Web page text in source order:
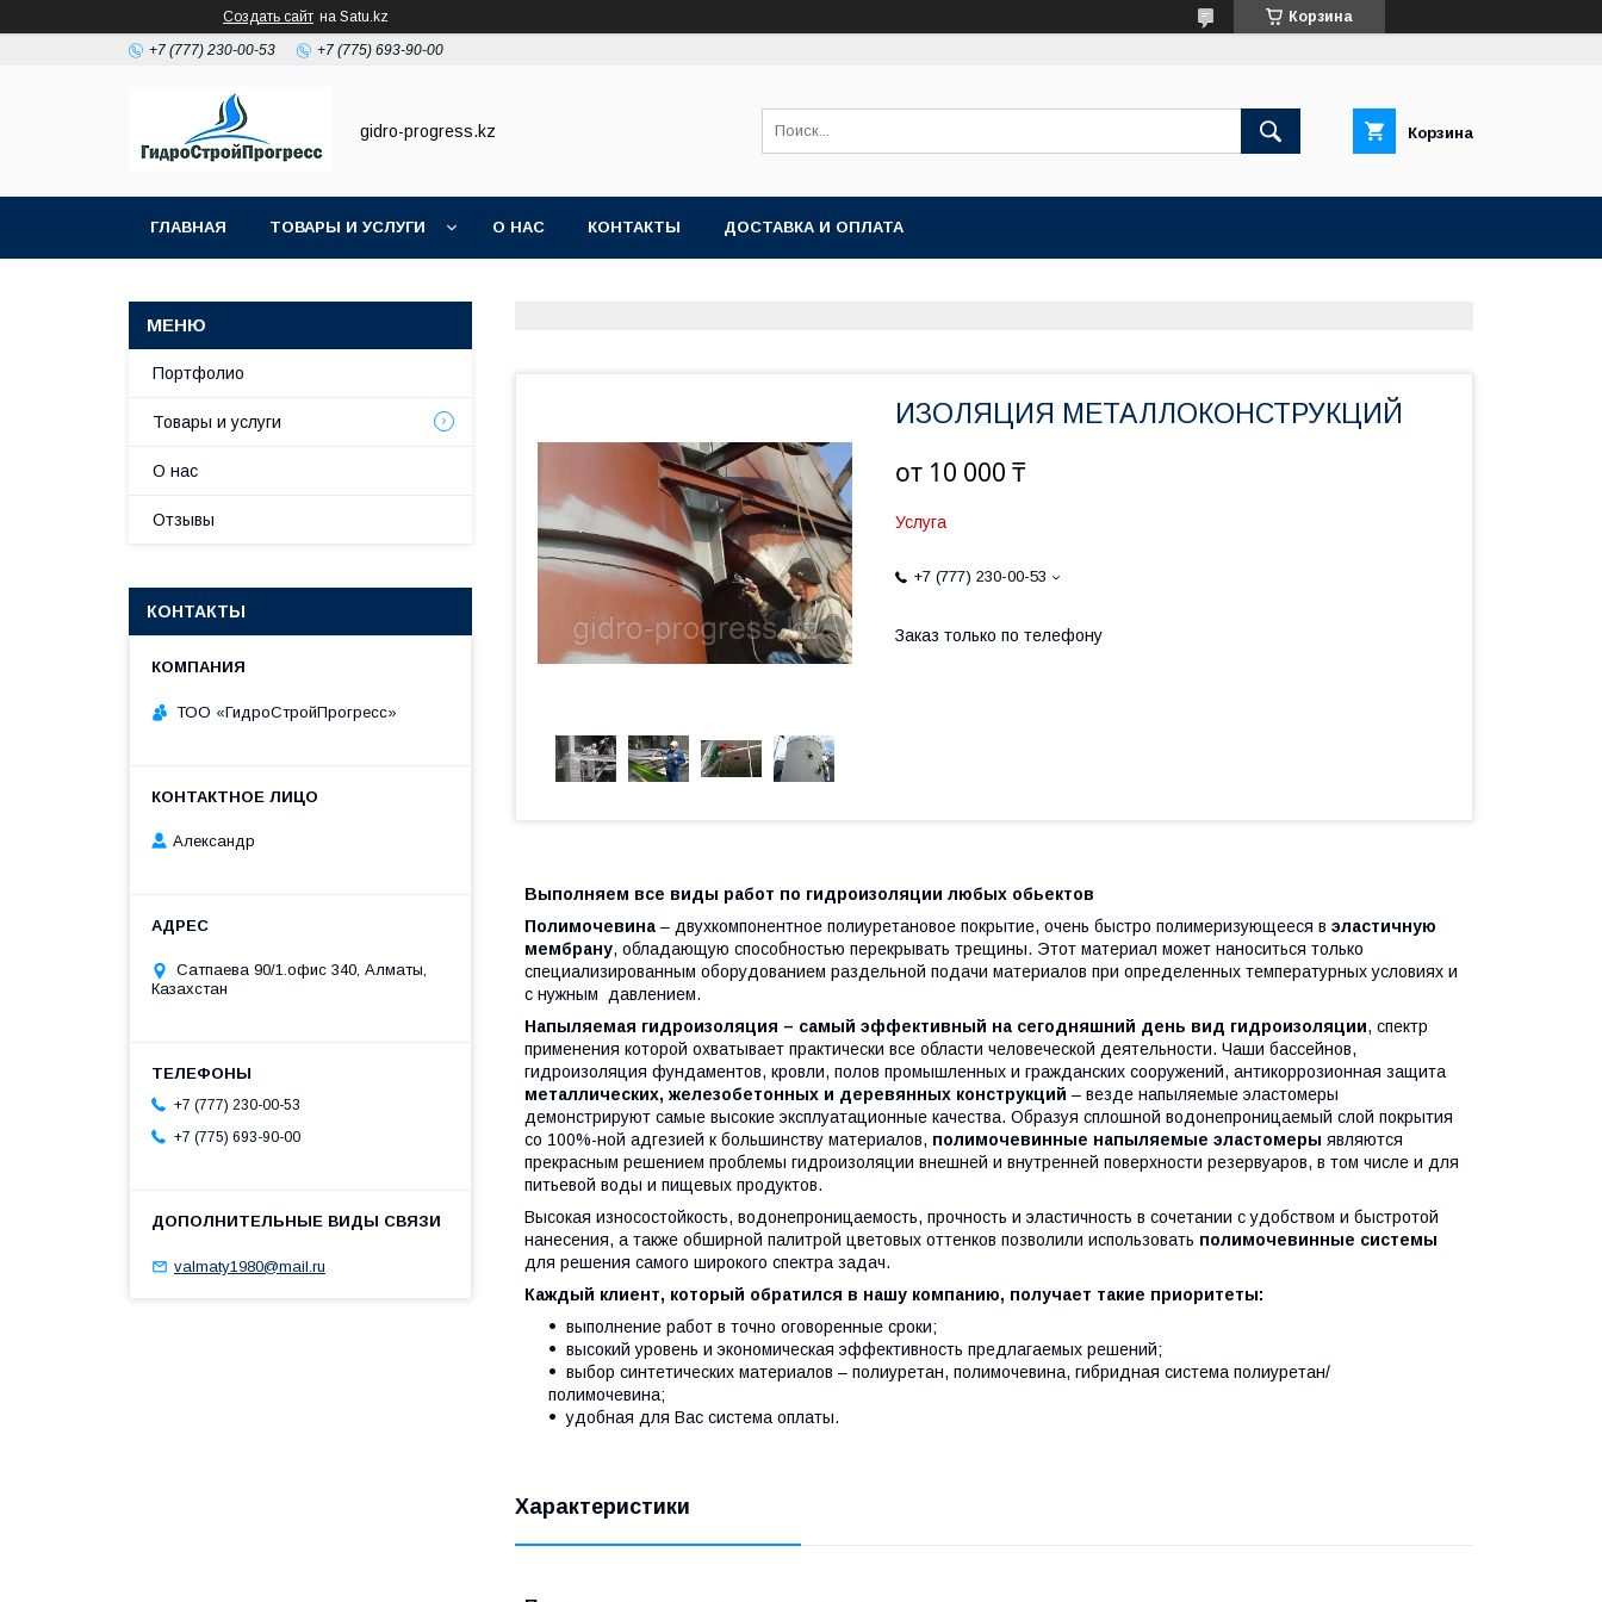
Создать сайт на Satu.kz Корзина
+7 (777) 230-00-53 +7 (775) 693-90-00
gidro-progress.kz Корзина
ГЛАВНАЯ ТОВАРЫ И УСЛУГИ О НАС КОНТАКТЫ ДОСТАВКА И ОПЛАТА
ИЗОЛЯЦИЯ МЕТАЛЛОКОНСТРУКЦИЙ
от 10 000 ₸
Услуга
+7 (777) 230-00-53
Заказ только по телефону
Выполняем все виды работ по гидроизоляции любых обьектов
Полимочевина – двухкомпонентное полиуретановое покрытие, очень быстро полимеризующееся в эластичную
мембрану, обладающую способностью перекрывать трещины. Этот материал может наноситься только
специализированным оборудованием раздельной подачи материалов при определенных температурных условиях и
с нужным давлением.
Напыляемая гидроизоляция – самый эффективный на сегодняшний день вид гидроизоляции, спектр
применения которой охватывает практически все области человеческой деятельности. Чаши бассейнов,
гидроизоляция фундаментов, кровли, полов промышленных и гражданских сооружений, антикоррозионная защита
металлических, железобетонных и деревянных конструкций – везде напыляемые эластомеры
демонстрируют самые высокие эксплуатационные качества. Образуя сплошной водонепроницаемый слой покрытия
со 100%-ной адгезией к большинству материалов, полимочевинные напыляемые эластомеры являются
прекрасным решением проблемы гидроизоляции внешней и внутренней поверхности резервуаров, в том числе и для
питьевой воды и пищевых продуктов.
Высокая износостойкость, водонепроницаемость, прочность и эластичность в сочетании с удобством и быстротой
нанесения, а также обширной палитрой цветовых оттенков позволили использовать полимочевинные системы
для решения самого широкого спектра задач.
Каждый клиент, который обратился в нашу компанию, получает такие приоритеты:
выполнение работ в точно оговоренные сроки;
высокий уровень и экономическая эффективность предлагаемых решений;
выбор синтетических материалов – полиуретан, полимочевина, гибридная система полиуретан/
полимочевина;
удобная для Вас система оплаты.
Характеристики
Портфолио
Товары и услуги
О нас
Отзывы
КОНТАКТЫ
ТОО «ГидроСтройПрогресс»
Александр
Сатпаева 90/1.офис 340, Алматы,
Казахстан
+7 (777) 230-00-53
+7 (775) 693-90-00
valmaty1980@mail.ru